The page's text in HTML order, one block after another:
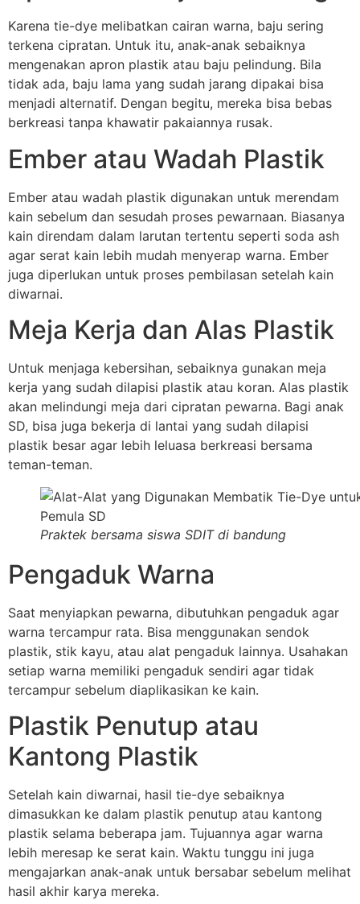
Karena tie-dye melibatkan cairan warna, baju sering
terkena cipratan. Untuk itu, anak-anak sebaiknya
mengenakan apron plastik atau baju pelindung. Bila
tidak ada, baju lama yang sudah jarang dipakai bisa
menjadi alternatif. Dengan begitu, mereka bisa bebas
berkreasi tanpa khawatir pakaiannya rusak.
Ember atau Wadah Plastik
Ember atau wadah plastik digunakan untuk merendam
kain sebelum dan sesudah proses pewarnaan. Biasanya
kain direndam dalam larutan tertentu seperti soda ash
agar serat kain lebih mudah menyerap warna. Ember
juga diperlukan untuk proses pembilasan setelah kain
diwarnai.
Meja Kerja dan Alas Plastik
Untuk menjaga kebersihan, sebaiknya gunakan meja
kerja yang sudah dilapisi plastik atau koran. Alas plastik
akan melindungi meja dari cipratan pewarna. Bagi anak
SD, bisa juga bekerja di lantai yang sudah dilapisi
plastik besar agar lebih leluasa berkreasi bersama
teman-teman.
Praktek bersama siswa SDIT di bandung
Pengaduk Warna
Saat menyiapkan pewarna, dibutuhkan pengaduk agar
warna tercampur rata. Bisa menggunakan sendok
plastik, stik kayu, atau alat pengaduk lainnya. Usahakan
setiap warna memiliki pengaduk sendiri agar tidak
tercampur sebelum diaplikasikan ke kain.
Plastik Penutup atau
Kantong Plastik
Setelah kain diwarnai, hasil tie-dye sebaiknya
dimasukkan ke dalam plastik penutup atau kantong
plastik selama beberapa jam. Tujuannya agar warna
lebih meresap ke serat kain. Waktu tunggu ini juga
mengajarkan anak-anak untuk bersabar sebelum melihat
hasil akhir karya mereka.